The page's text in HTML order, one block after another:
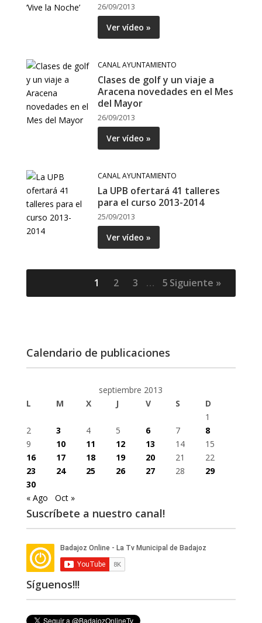
26/09/2013
Ver vídeo »
CANAL AYUNTAMIENTO
Clases de golf y un viaje a
Aracena novedades en el Mes
del Mayor
26/09/2013
Ver vídeo »
CANAL AYUNTAMIENTO
La UPB ofertará 41 talleres
para el curso 2013-2014
25/09/2013
Ver vídeo »
1 2 3 … 5 Siguiente »
Calendario de publicaciones
septiembre 2013
L
M X J V S
D
1
2
3 4 5 6 7
8
9
10 11 12 13 14
15
16
17 18 19 20 21
22
23
24 25 26 27 28
29
30
« Ago
Oct »
Suscríbete a nuestro canal!
Síguenos!!!